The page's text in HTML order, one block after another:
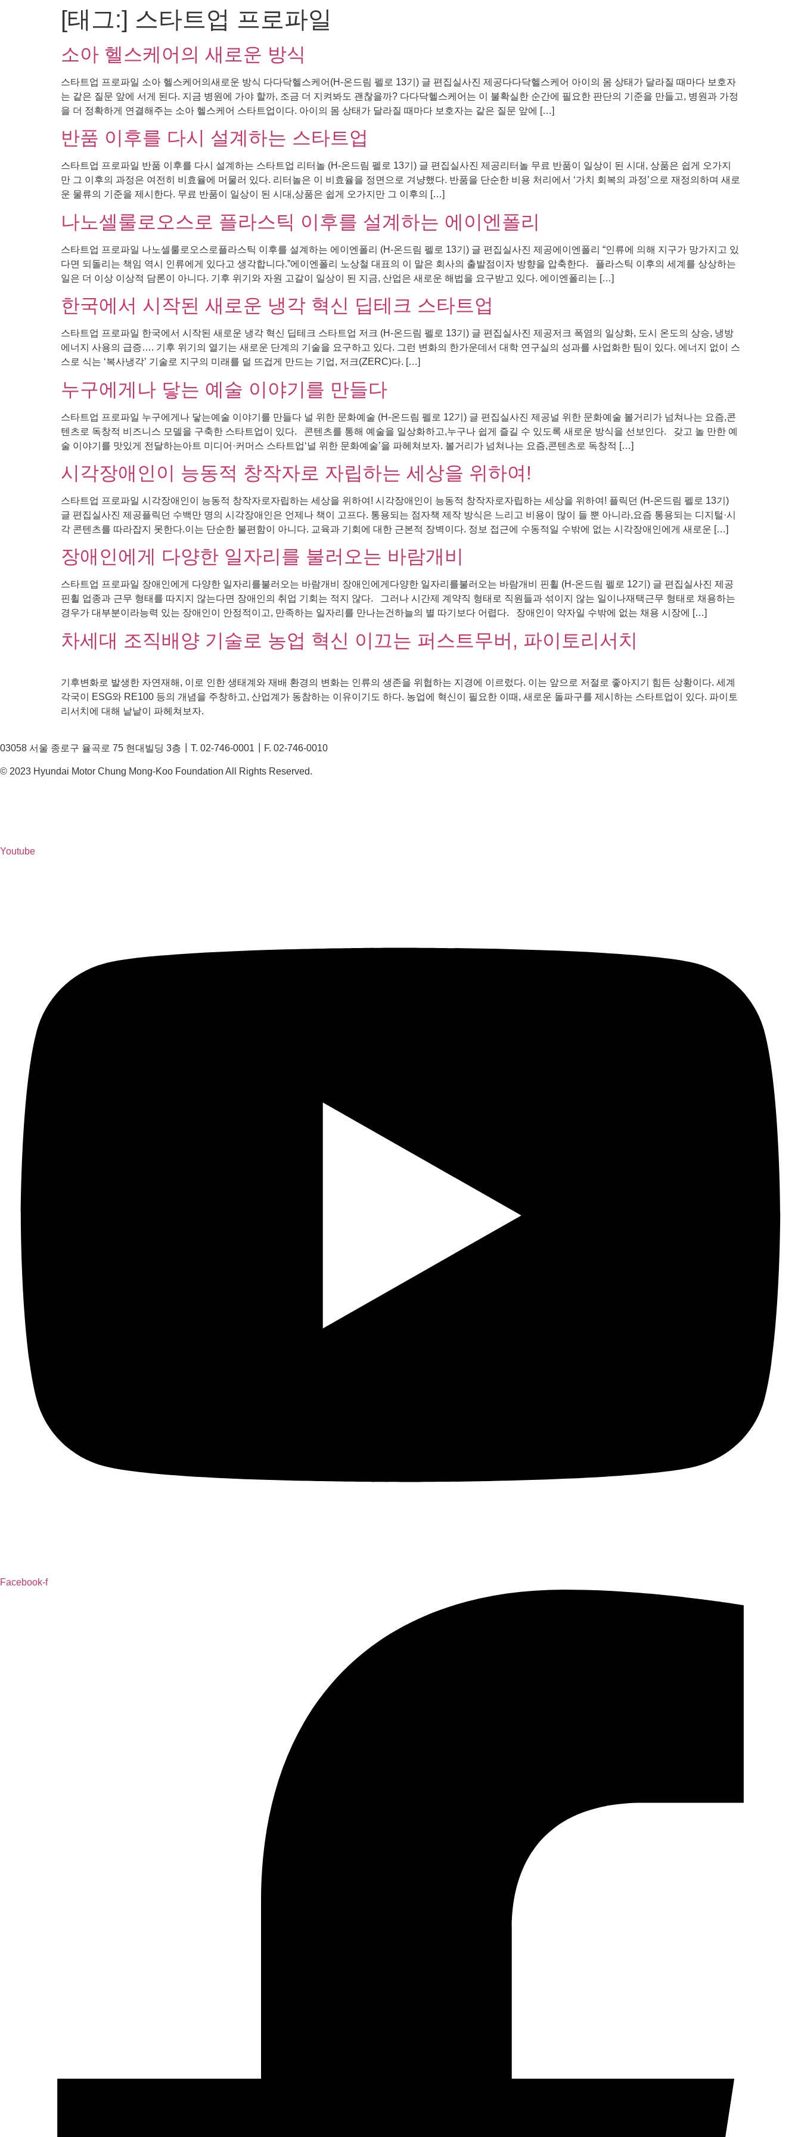
[태그:] 스타트업 프로파일
소아 헬스케어의 새로운 방식
스타트업 프로파일 소아 헬스케어의새로운 방식 다다닥헬스케어(H-온드림 펠로 13기) 글 편집실사진 제공다다닥헬스케어 아이의 몸 상태가 달라질 때마다 보호자
는 같은 질문 앞에 서게 된다. 지금 병원에 가야 할까, 조금 더 지켜봐도 괜찮을까? 다다닥헬스케어는 이 불확실한 순간에 필요한 판단의 기준을 만들고, 병원과 가정
을 더 정확하게 연결해주는 소아 헬스케어 스타트업이다. 아이의 몸 상태가 달라질 때마다 보호자는 같은 질문 앞에 […]
반품 이후를 다시 설계하는 스타트업
스타트업 프로파일 반품 이후를 다시 설계하는 스타트업 리터놀 (H-온드림 펠로 13기) 글 편집실사진 제공리터놀 무료 반품이 일상이 된 시대, 상품은 쉽게 오가지
만 그 이후의 과정은 여전히 비효율에 머물러 있다. 리터놀은 이 비효율을 정면으로 겨냥했다. 반품을 단순한 비용 처리에서 ‘가치 회복의 과정’으로 재정의하며 새로
운 물류의 기준을 제시한다. 무료 반품이 일상이 된 시대,상품은 쉽게 오가지만 그 이후의 […]
나노셀룰로오스로 플라스틱 이후를 설계하는 에이엔폴리
스타트업 프로파일 나노셀룰로오스로플라스틱 이후를 설계하는 에이엔폴리 (H-온드림 펠로 13기) 글 편집실사진 제공에이엔폴리 “인류에 의해 지구가 망가지고 있
다면 되돌리는 책임 역시 인류에게 있다고 생각합니다.”에이엔폴리 노상철 대표의 이 말은 회사의 출발점이자 방향을 압축한다. 플라스틱 이후의 세계를 상상하는
일은 더 이상 이상적 담론이 아니다. 기후 위기와 자원 고갈이 일상이 된 지금, 산업은 새로운 해법을 요구받고 있다. 에이엔폴리는 […]
한국에서 시작된 새로운 냉각 혁신 딥테크 스타트업
스타트업 프로파일 한국에서 시작된 새로운 냉각 혁신 딥테크 스타트업 저크 (H-온드림 펠로 13기) 글 편집실사진 제공저크 폭염의 일상화, 도시 온도의 상승, 냉방
에너지 사용의 급증…. 기후 위기의 열기는 새로운 단계의 기술을 요구하고 있다. 그런 변화의 한가운데서 대학 연구실의 성과를 사업화한 팀이 있다. 에너지 없이 스
스로 식는 ‘복사냉각’ 기술로 지구의 미래를 덜 뜨겁게 만드는 기업, 저크(ZERC)다. […]
누구에게나 닿는 예술 이야기를 만들다
스타트업 프로파일 누구에게나 닿는예술 이야기를 만들다 널 위한 문화예술 (H-온드림 펠로 12기) 글 편집실사진 제공널 위한 문화예술 볼거리가 넘쳐나는 요즘,콘
텐츠로 독창적 비즈니스 모델을 구축한 스타트업이 있다. 콘텐츠를 통해 예술을 일상화하고,누구나 쉽게 즐길 수 있도록 새로운 방식을 선보인다. 갖고 놀 만한 예
술 이야기를 맛있게 전달하는아트 미디어·커머스 스타트업‘널 위한 문화예술’을 파헤쳐보자. 볼거리가 넘쳐나는 요즘,콘텐츠로 독창적 […]
시각장애인이 능동적 창작자로 자립하는 세상을 위하여!
스타트업 프로파일 시각장애인이 능동적 창작자로자립하는 세상을 위하여! 시각장애인이 능동적 창작자로자립하는 세상을 위하여! 플릭던 (H-온드림 펠로 13기)
글 편집실사진 제공플릭던 수백만 명의 시각장애인은 언제나 책이 고프다. 통용되는 점자책 제작 방식은 느리고 비용이 많이 들 뿐 아니라,요즘 통용되는 디지털·시
각 콘텐츠를 따라잡지 못한다.이는 단순한 불편함이 아니다. 교육과 기회에 대한 근본적 장벽이다. 정보 접근에 수동적일 수밖에 없는 시각장애인에게 새로운 […]
장애인에게 다양한 일자리를 불러오는 바람개비
스타트업 프로파일 장애인에게 다양한 일자리를불러오는 바람개비 장애인에게다양한 일자리를불러오는 바람개비 핀휠 (H-온드림 펠로 12기) 글 편집실사진 제공
핀휠 업종과 근무 형태를 따지지 않는다면 장애인의 취업 기회는 적지 않다. 그러나 시간제 계약직 형태로 직원들과 섞이지 않는 일이나재택근무 형태로 채용하는
경우가 대부분이라능력 있는 장애인이 안정적이고, 만족하는 일자리를 만나는건하늘의 별 따기보다 어렵다. 장애인이 약자일 수밖에 없는 채용 시장에 […]
차세대 조직배양 기술로 농업 혁신 이끄는 퍼스트무버, 파이토리서치
기후변화로 발생한 자연재해, 이로 인한 생태계와 재배 환경의 변화는 인류의 생존을 위협하는 지경에 이르렀다. 이는 앞으로 저절로 좋아지기 힘든 상황이다. 세계
각국이 ESG와 RE100 등의 개념을 주창하고, 산업계가 동참하는 이유이기도 하다. 농업에 혁신이 필요한 이때, 새로운 돌파구를 제시하는 스타트업이 있다. 파이토
리서치에 대해 낱낱이 파헤쳐보자.
03058 서울 종로구 율곡로 75 현대빌딩 3층┃T. 02-746-0001┃F. 02-746-0010
© 2023 Hyundai Motor Chung Mong-Koo Foundation All Rights Reserved.
Youtube
Facebook-f